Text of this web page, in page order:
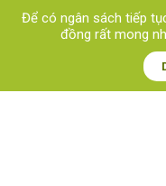
Để có ngân sách tiếp
đồng rất mong